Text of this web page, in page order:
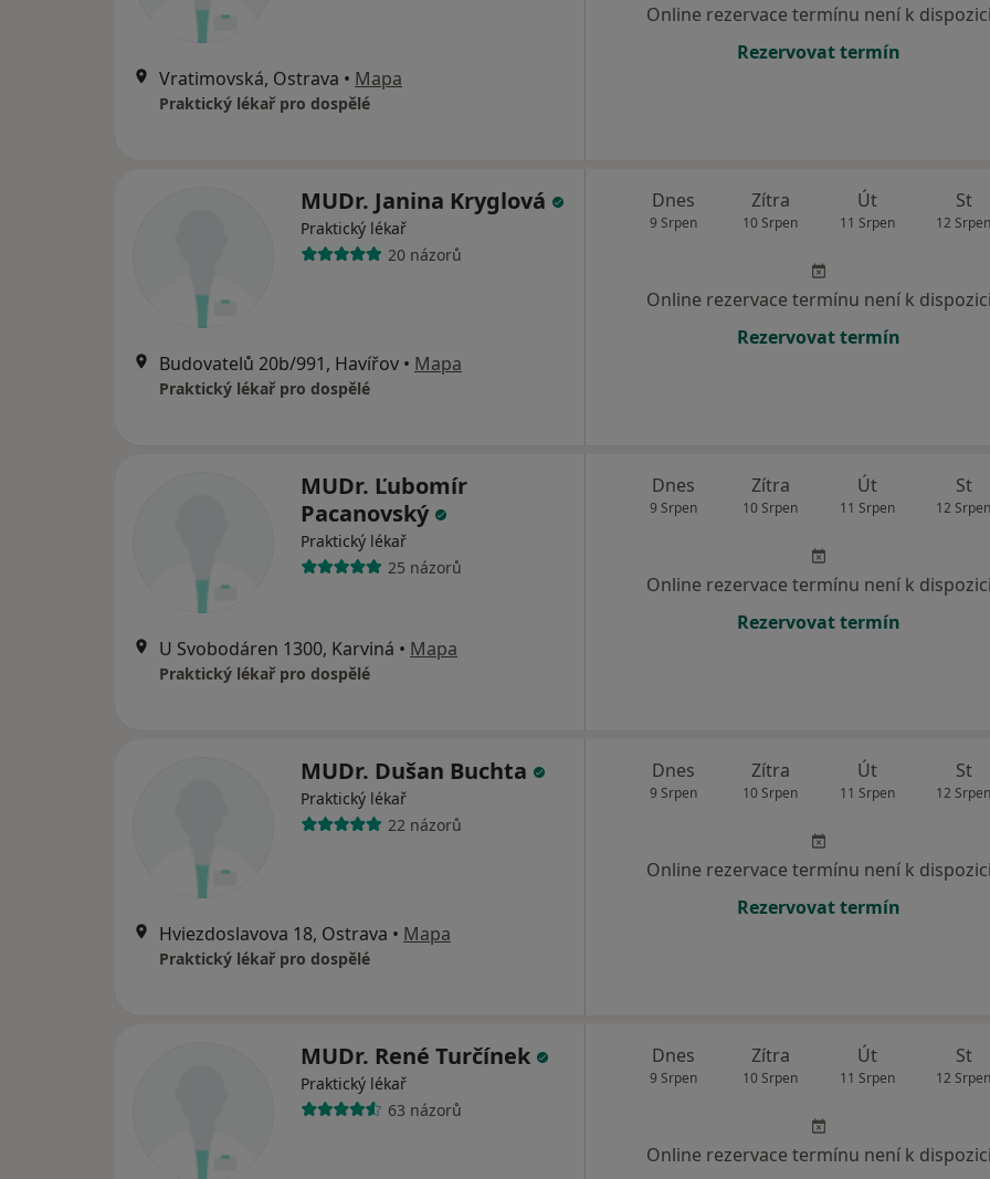
Vratimovská, Ostrava • Mapa
Praktický lékař pro dospělé
Online rezervace termínu není k dispozici
Rezervovat termín
MUDr. Janina Kryglová
Praktický lékař
20 názorů
Budovatelů 20b/991, Havířov • Mapa
Praktický lékař pro dospělé
Dnes
9 Srpen
Zítra
10 Srpen
Út
11 Srpen
St
12 Srpen
Online rezervace termínu není k dispozici
Rezervovat termín
MUDr. Ľubomír
Pacanovský
Praktický lékař
25 názorů
U Svobodáren 1300, Karviná • Mapa
Praktický lékař pro dospělé
Dnes
9 Srpen
Zítra
10 Srpen
Út
11 Srpen
St
12 Srpen
Online rezervace termínu není k dispozici
Rezervovat termín
MUDr. Dušan Buchta
Praktický lékař
22 názorů
Hviezdoslavova 18, Ostrava • Mapa
Praktický lékař pro dospělé
Dnes
9 Srpen
Zítra
10 Srpen
Út
11 Srpen
St
12 Srpen
Online rezervace termínu není k dispozici
Rezervovat termín
MUDr. René Turčínek
Praktický lékař
63 názorů
Dnes
9 Srpen
Zítra
10 Srpen
Út
11 Srpen
St
12 Srpen
Online rezervace termínu není k dispozici